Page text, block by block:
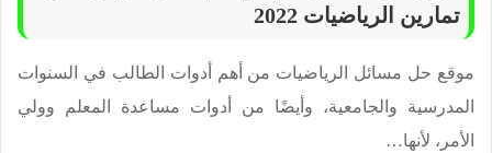
تمارين الرياضيات 2022
موقع حل مسائل الرياضيات من أهم أدوات الطالب في السنوات
المدرسية والجامعية، وأيضًا من أدوات مساعدة المعلم وولي
الأمر، لأنها…